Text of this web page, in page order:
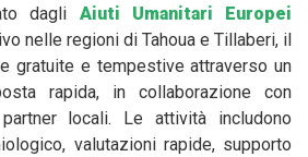
dagli Aiuti Umanitari Europei
nelle regioni di Tahoua e Tillaberi, il
gratuite e tempestive attraverso un
rapida, in collaborazione con
locali. Le attività includono
valutazioni rapide, supporto